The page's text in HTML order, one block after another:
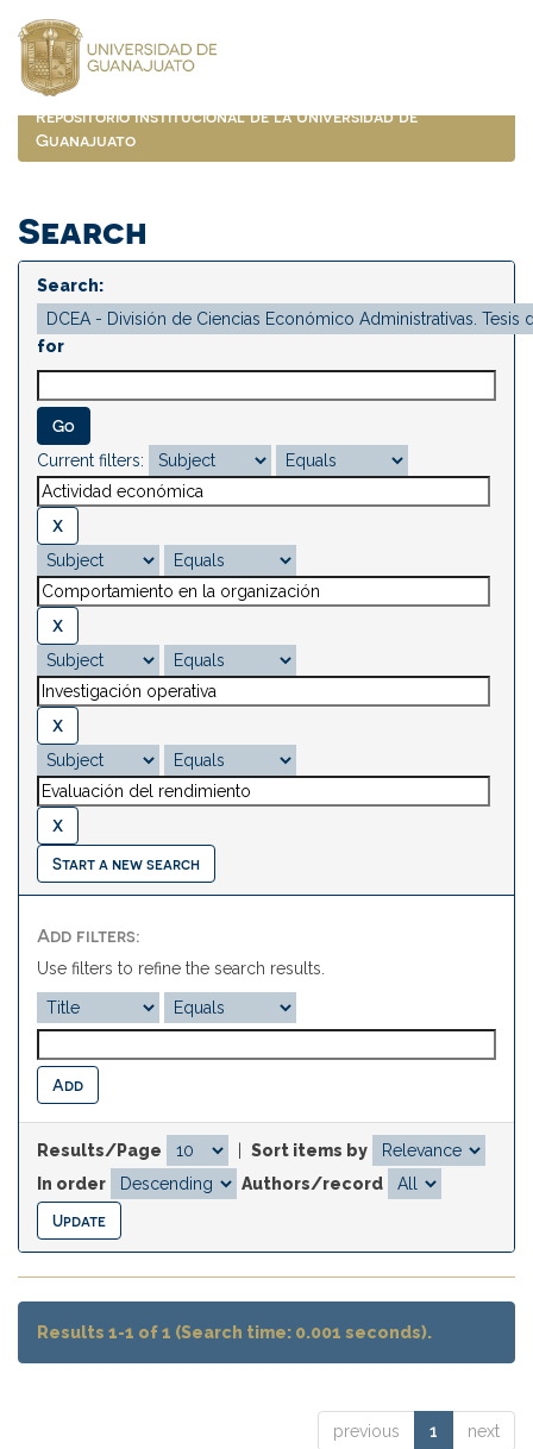
navigation
Repositorio Institucional de la Universidad de
Guanajuato
Search
Search:
for
Current filters:
Start a new search
Add filters:
Use filters to refine the search results.
Results/Page
Sort items by
In order
Authors/record
Results 1-1 of 1 (Search time: 0.001 seconds).
previous 1 next